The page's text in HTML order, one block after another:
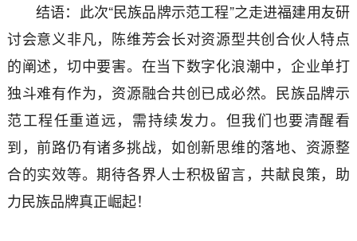
结语：此次“民族品牌示范工程”之走进福建用友研
讨会意义非凡，陈维芳会长对资源型共创合伙人特点
的阐述，切中要害。在当下数字化浪潮中，企业单打
独斗难有作为，资源融合共创已成必然。民族品牌示
范工程任重道远，需持续发力。但我们也要清醒看
到，前路仍有诸多挑战，如创新思维的落地、资源整
合的实效等。期待各界人士积极留言，共献良策，助
力民族品牌真正崛起！